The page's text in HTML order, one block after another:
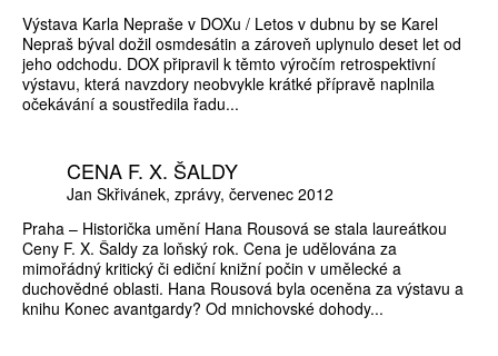
Výstava Karla Nepraše v DOXu / Letos v dubnu by se Karel
Nepraš býval dožil osmdesátin a zároveň uplynulo deset let od
jeho odchodu. DOX připravil k těmto výročím retrospektivní
výstavu, která navzdory neobvykle krátké přípravě naplnila
očekávání a soustředila řadu...
CENA F. X. ŠALDY
Jan Skřivánek zprávy červenec 2012
Praha – Historička umění Hana Rousová se stala laureátkou
Ceny F. X. Šaldy za loňský rok. Cena je udělována za
mimořádný kritický či ediční knižní počin v umělecké a
duchovědné oblasti. Hana Rousová byla oceněna za výstavu a
knihu Konec avantgardy? Od mnichovské dohody...